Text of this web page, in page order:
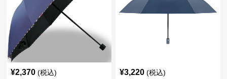
¥2,370 (税込) ¥3,220 (税込)